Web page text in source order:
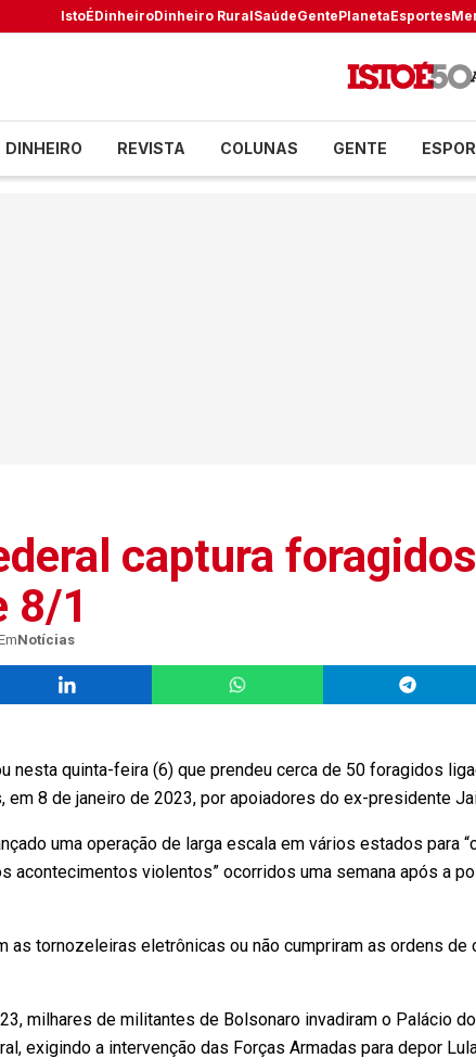
IstoÉDinheiroDinheiro RuralSaúdeGentePlanetaEsportes
DINHEIRO REVISTA COLUNAS GENTE
captura
8/1
Notícias
nesta quinta-feira (6) que prendeu cerca de 50 foragidos
8 de janeiro de 2023, por apoiadores do ex-presidente
uma operação de larga escala em vários estados para
acontecimentos violentos” ocorridos uma semana após a
as tornozeleiras eletrônicas ou não cumpriram as ordens de
milhares de militantes de Bolsonaro invadiram o Palácio
exigindo a intervenção das Forças Armadas para depor